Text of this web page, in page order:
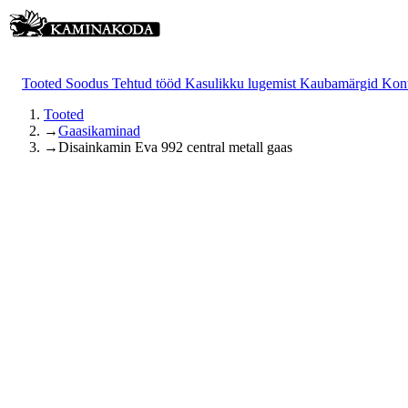
Tooted Soodus Tehtud tööd Kasulikku lugemist Kaubamärgid
Tooted
→Gaasikaminad
→Disainkamin Eva 992 central metall gaas